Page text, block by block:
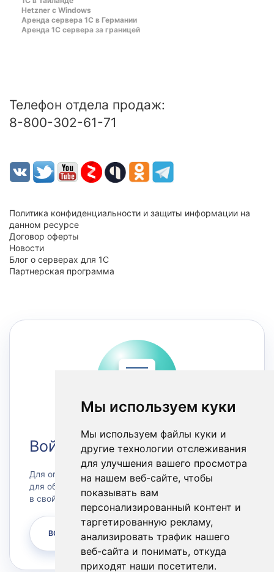
Мы используем куки
Мы используем файлы куки и
другие технологии отслеживания
для улучшения вашего просмотра
на нашем веб-сайте, чтобы
показывать вам
персонализированный контент и
таргетированную рекламу,
анализировать трафик нашего
веб-сайта и понимать, откуда
приходят наши посетители.
Hetzner c Windows
Аренда сервера 1С в Германии
Аренда 1С сервера за границей
Телефон отдела продаж:
8-800-302-61-71
Политика конфиденциальности и защиты информации на
данном ресурсе
Договор оферты
Новости
Блог о серверах для 1С
Партнерская программа
Войти в Личный кабинет
Для оплаты счетов или заказа сервера, а также
для обращения в техническую поддержку зайдите
в свой личный кабинет.
ВОЙТИ